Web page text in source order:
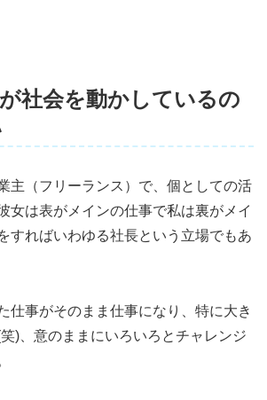
社会を動かしているの
主（フリーランス）で、個としての活
女は表がメインの仕事で私は裏がメイ
すればいわゆる社長という立場でもあ
仕事がそのまま仕事になり、特に大き
)、意のままにいろいろとチャレンジ